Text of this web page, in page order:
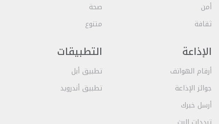
أمن
ثقافة
صحة
متنوع
الإذاعة
أرقام الهواتف
جوائز الإذاعة
أرسل خبرك
التطبيقات
تطبيق أبل
تطبيق أندرويد